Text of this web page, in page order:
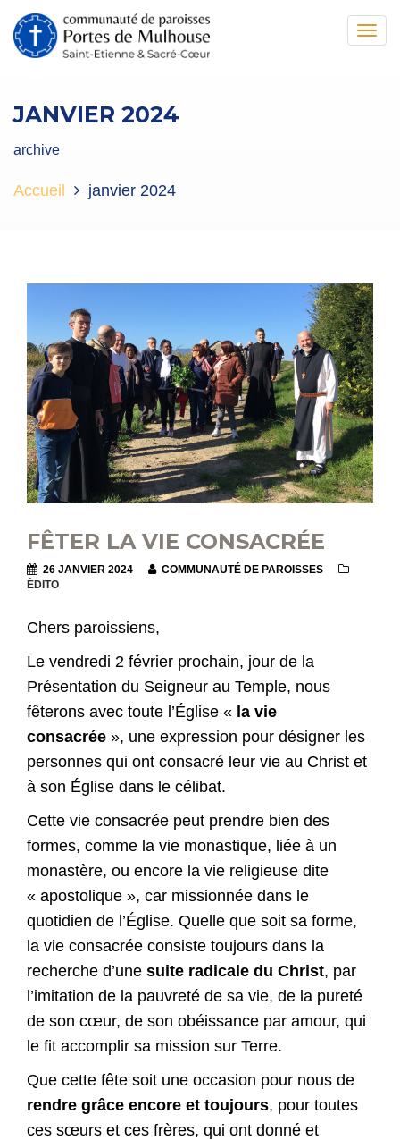
JANVIER 2024
archive
Accueil janvier 2024
FÊTER LA VIE CONSACRÉE
26 JANVIER 2024
COMMUNAUTÉ DE PAROISSES
ÉDITO
Chers paroissiens,
Le vendredi 2 février prochain, jour de la
Présentation du Seigneur au Temple, nous
fêterons avec toute l’Église « la vie
consacrée », une expression pour désigner les
personnes qui ont consacré leur vie au Christ et
à son Église dans le célibat.
Cette vie consacrée peut prendre bien des
formes, comme la vie monastique, liée à un
monastère, ou encore la vie religieuse dite
« apostolique », car missionnée dans le
quotidien de l’Église. Quelle que soit sa forme,
la vie consacrée consiste toujours dans la
recherche d’une suite radicale du Christ, par
l’imitation de la pauvreté de sa vie, de la pureté
de son cœur, de son obéissance par amour, qui
le fit accomplir sa mission sur Terre.
Que cette fête soit une occasion pour nous de
rendre grâce encore et toujours, pour toutes
ces sœurs et ces frères, qui ont donné et